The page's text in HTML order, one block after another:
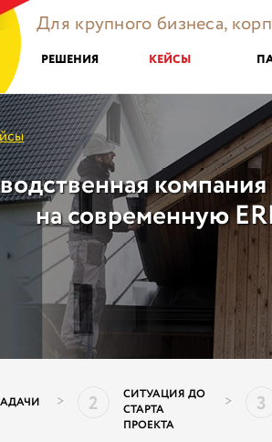
Для крупного бизнеса,
РЕШЕНИЯ КЕЙСЫ
на современную
> 2
СИТУАЦИЯ ДО
СТАРТА
ПРОЕКТА
> 3